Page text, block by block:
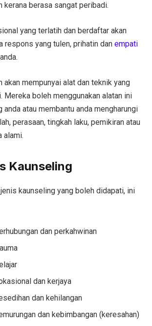
kerana berasa sangat peribadi.
yang terlatih dan berdaftar akan
respons yang tulen, prihatin dan empati
akan mempunyai alat dan teknik yang
Mereka boleh menggunakan alatan ini
anda atau membantu anda mengharungi
perasaan, tingkah laku, pemikiran atau
alami.
Kaunseling
kaunseling yang boleh didapati, ini
dan perkahwinan
dan kerjaya
dan kehilangan
dan kebimbangan (keresahan)